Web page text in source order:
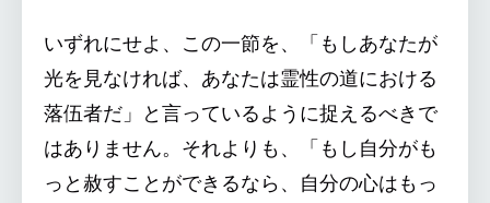
いずれにせよ、この一節を、「もしあなたが
光を見なければ、あなたは霊性の道における
落伍者だ」と言っているように捉えるべきで
はありません。それよりも、「もし自分がも
っと赦すことができるなら、自分の心はもっ